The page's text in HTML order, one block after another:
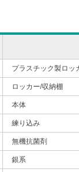
プラスチック製ロッ
ロッカー/収納棚
本体
練り込み
無機抗菌剤
銀系